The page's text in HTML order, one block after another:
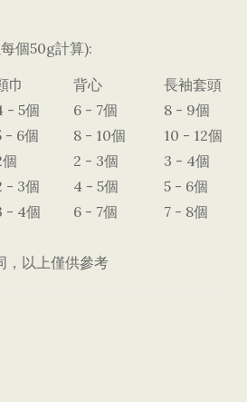
個50g計算):
巾
背心
長袖套頭
- 5個 6 - 7個
8 - 9個
- 6個 8 - 10個
10 - 12個
個 2 - 3個
3 - 4個
- 3個 4 - 5個
5 - 6個
- 4個 6 - 7個 7 - 8個
，以上僅供參考